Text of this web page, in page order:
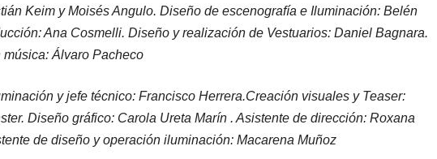
Keim y Moisés Angulo. Diseño de escenografía e Iluminación: Belén
Ana Cosmelli. Diseño y realización de Vestuarios: Daniel Bagnara.
música: Álvaro Pacheco
y jefe técnico: Francisco Herrera.Creación visuales y Teaser:
Diseño gráfico: Carola Ureta Marín . Asistente de dirección: Roxana
de diseño y operación iluminación: Macarena Muñoz